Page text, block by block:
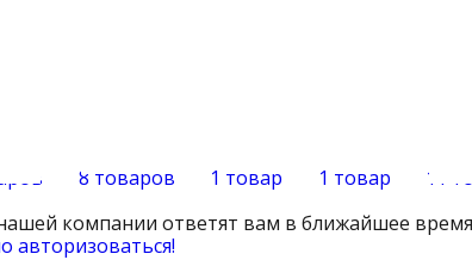
8 товаров 1 товар 1 товар 11
компании ответят вам в ближайшее
авторизоваться!